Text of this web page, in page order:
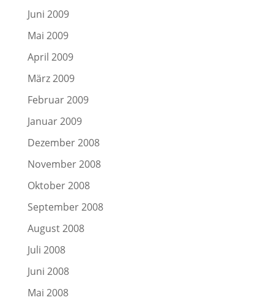
Juni 2009
Mai 2009
April 2009
März 2009
Februar 2009
Januar 2009
Dezember 2008
November 2008
Oktober 2008
September 2008
August 2008
Juli 2008
Juni 2008
Mai 2008